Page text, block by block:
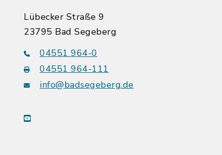
Lübecker Straße 9
23795 Bad Segeberg
04551 964-0
04551 964-111
info@badsegeberg.de
youtube